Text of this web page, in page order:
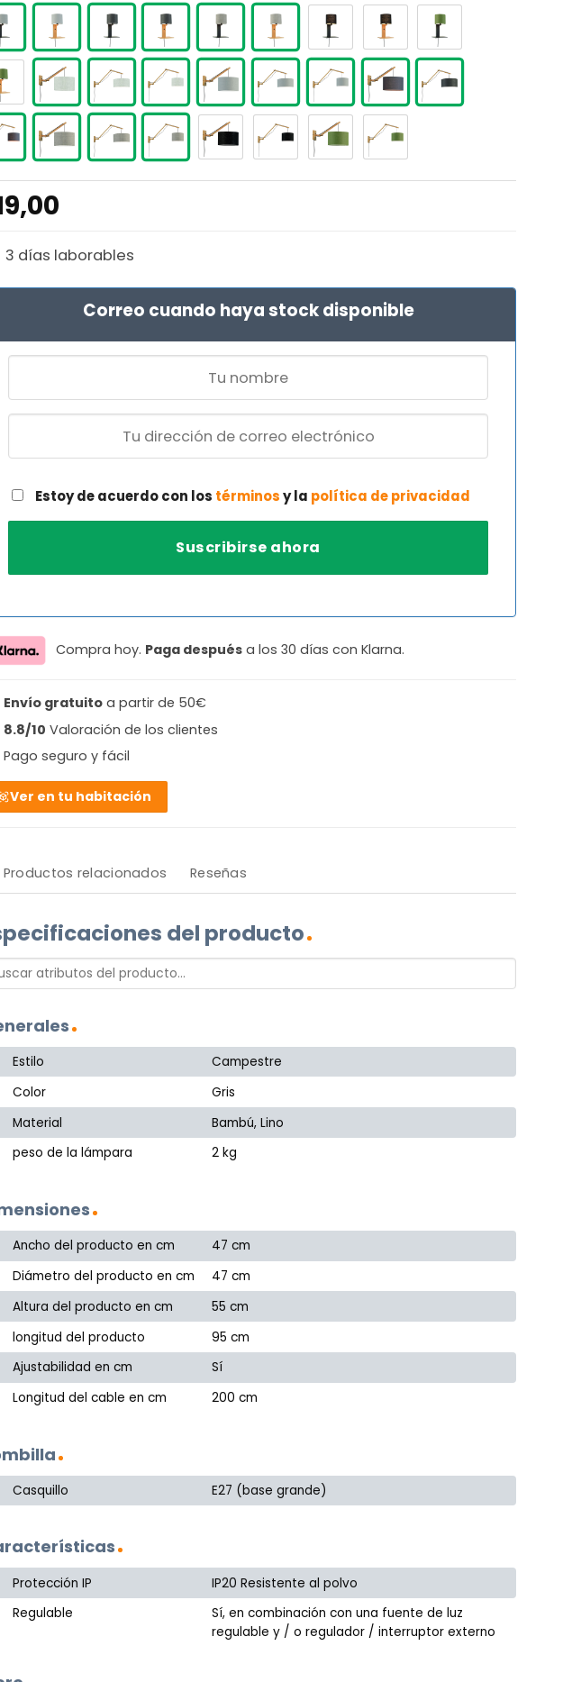
3 días laborables
Correo cuando haya stock disponible
Estoy de acuerdo con los términosy la política de privacidad
Compra hoy. Paga después a los 30 días con Klarna.
Envío gratuitoa partir de 50€
8.8/10 Valoración de los clientes
Pago seguro y fácil
Ver en tu habitación
Productos relacionados Reseñas
del producto
Estilo
Campestre
Color
Gris
Material
Bambú, Lino
peso de la lámpara
2 kg
Ancho del producto en cm
47 cm
Diámetro del producto en cm
47 cm
Altura del producto en cm
55 cm
longitud del producto
95 cm
Ajustabilidad en cm
Sí
Longitud del cable en cm
200 cm
Casquillo E27 (base grande)
Protección IP
IP20 Resistente al polvo
Regulable
Sí, en combinación con una fuente de luz
regulable y / o regulador / interruptor externo